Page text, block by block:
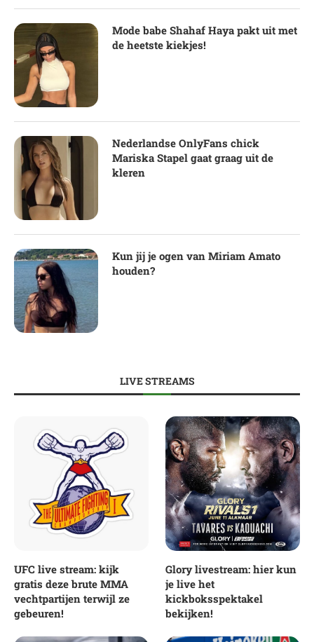
Mode babe Shahaf Haya pakt uit met
de heetste kiekjes!
Nederlandse OnlyFans chick
Mariska Stapel gaat graag uit de
kleren
Kun jij je ogen van Miriam Amato
houden?
LIVE STREAMS
UFC live stream: kijk
gratis deze brute MMA
vechtpartijen terwijl ze
gebeuren!
Glory livestream: hier kun
je live het
kickboksspektakel
bekijken!